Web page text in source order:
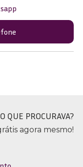
QUE PROCURAVA?
agora mesmo!